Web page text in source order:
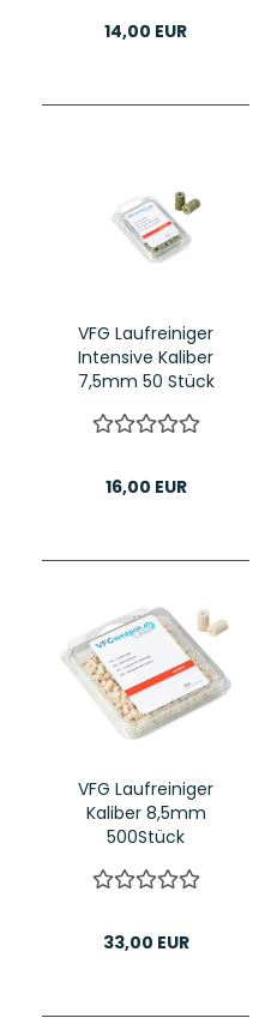
14,00 EUR
VFG Laufreiniger
Intensive Kaliber
7,5mm 50 Stück
16,00 EUR
VFG Laufreiniger
Kaliber 8,5mm
500Stück
33,00 EUR